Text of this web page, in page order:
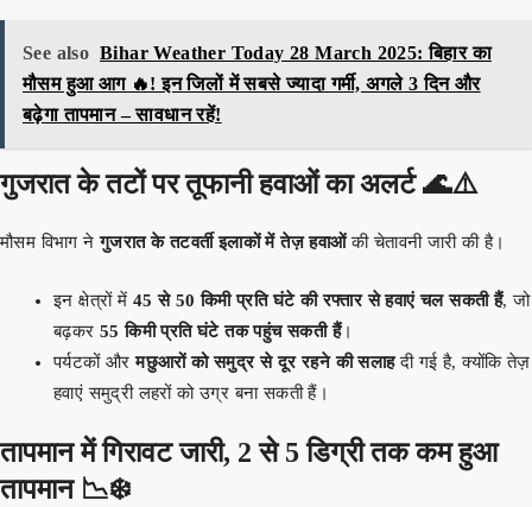
See also Bihar Weather Today 28 March 2025: बिहार का
मौसम हुआ आग 🔥! इन जिलों में सबसे ज्यादा गर्मी, अगले 3 दिन और
बढ़ेगा तापमान – सावधान रहें!
गुजरात के तटों पर तूफानी हवाओं का अलर्ट 🌊⚠️
मौसम विभाग नेगुजरात के तटवर्ती इलाकों में तेज़ हवाओंकी चेतावनी जारी की है।
इन क्षेत्रों में 45 से 50 किमी प्रति घंटे की रफ्तार से हवाएं चल सकती हैं, जो
बढ़कर 55 किमी प्रति घंटे तक पहुंच सकती हैं।
पर्यटकों औरमछुआरों को समुद्र से दूर रहने की सलाहदी गई है, क्योंकि तेज़
हवाएं समुद्री लहरों को उग्र बना सकती हैं।
तापमान में गिरावट जारी, 2 से 5 डिग्री तक कम हुआ
तापमान 📉❄️